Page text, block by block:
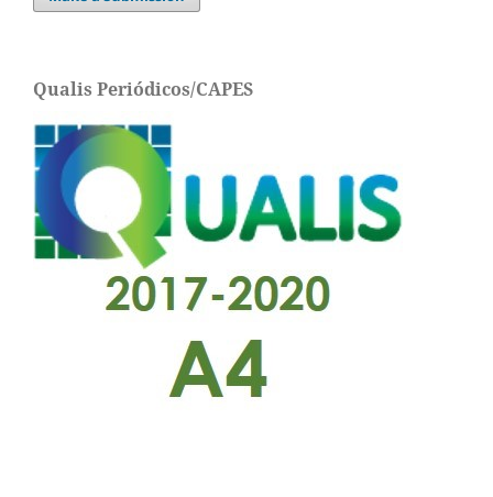
Qualis Periódicos/CAPES